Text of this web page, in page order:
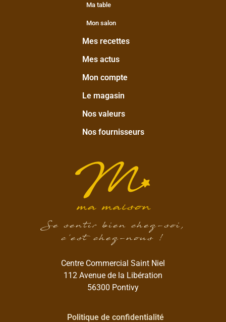
Ma table
Mon salon
Mes recettes
Mes actus
Mon compte
Le magasin
Nos valeurs
Nos fournisseurs
Se sentir bien chez-soi,
c’est chez-nous !
Centre Commercial Saint Niel
112 Avenue de la Libération
56300 Pontivy
Politique de confidentialité